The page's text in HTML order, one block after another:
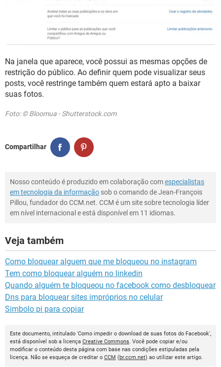
Na janela que aparece, você possui as mesmas opções de
restrição do público. Ao definir quem pode visualizar seus
posts, você restringe também quem estará apto a baixar
suas fotos.
Foto: © Bloomua - Shutterstock.com
Compartilhar
Nosso conteúdo é produzido em colaboração comespecialistas
em tecnologia da informação sob o comando de Jean-François
Pillou, fundador do CCM.net. CCM é um site sobre tecnologia líder
em nível internacional e está disponível em 11 idiomas.
Veja também
Como bloquear alguem que me bloqueou no instagram
Tem como bloquear alguém no linkedin
Quando alguém te bloqueou no facebook como desbloquear
Dns para bloquear sites impróprios no celular
Simbolo pi para copiar
Este documento, intitulado 'Como impedir o download de suas fotos do Facebook',
está disponível sob a licença Creative Commons. Você pode copiar e/ou
modificar o conteúdo desta página com base nas condições estipuladas pela
licença. Não se esqueça de creditar o CCM (br.ccm.net) ao utilizar este artigo.